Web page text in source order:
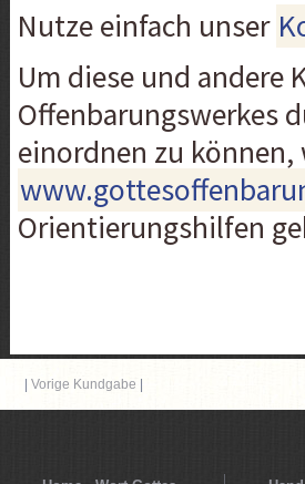
Nutze einfach unser
Um diese und andere
Offenbarungswerkes
einordnen zu können,
Orientierungshilfen
Vorige Kundgabe